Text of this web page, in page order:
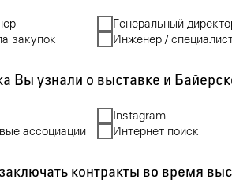
Генеральный
закупок
Инженер /
Вы узнали о выставке и
Instagram
ассоциации
Интернет поиск
контракты во время